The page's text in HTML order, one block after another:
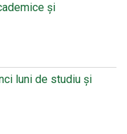
și
luni de studiu și